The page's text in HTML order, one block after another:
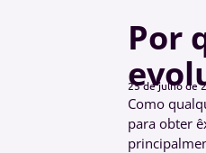
Por
25 de julho de
Como
para obter